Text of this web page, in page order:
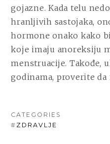
gojazne. Kada telu
hranljivih sastojaka,
hormone onako kako
koje imaju anoreksiju
menstruacije. Takođe,
godinama, proverite
CATEGORIES
# ZDRAVLJE